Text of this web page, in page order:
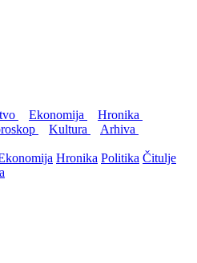
Ekonomija
Hronika
Kultura
Arhiva
Hronika Politika Čitulje